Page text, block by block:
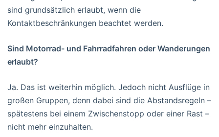
sind grundsätzlich erlaubt, wenn die
Kontaktbeschränkungen beachtet werden.
Sind Motorrad- und Fahrradfahren oder Wanderungen
erlaubt?
Ja. Das ist weiterhin möglich. Jedoch nicht Ausflüge in
großen Gruppen, denn dabei sind die Abstandsregeln –
spätestens bei einem Zwischenstopp oder einer Rast –
nicht mehr einzuhalten.